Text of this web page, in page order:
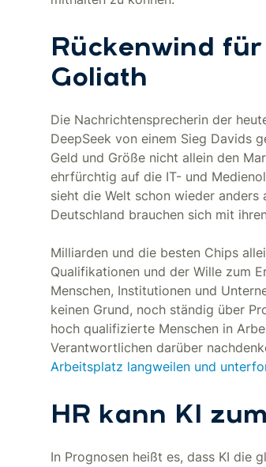
Rückenwind
Goliath
Die Nachrichtensprecherin der
DeepSeek von einem Sieg Davids
Geld und Größe nicht allein den
ehrfürchtig auf die IT- und
sieht die Welt schon wieder anders
Deutschland brauchen sich mit
Milliarden und die besten Chips
Qualifikationen und der Wille zum
Menschen, Institutionen und
keinen Grund, noch ständig über
hoch qualifizierte Menschen in
Verantwortlichen darüber
Arbeitsplatz langweilen und
HR kann KI
In Prognosen heißt es, dass KI die